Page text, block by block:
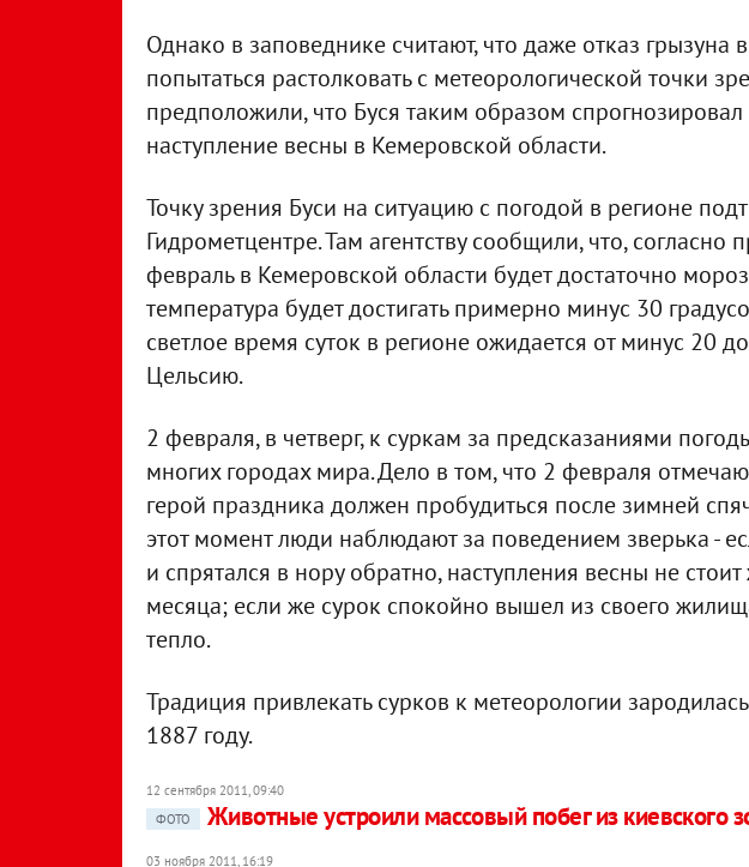
Однако в заповеднике считают, что даже отказ
попытаться растолковать с метеорологической точки
предположили, что Буся таким образом
наступление весны в Кемеровской области.
Точку зрения Буси на ситуацию с погодой в регионе
Гидрометцентре. Там агентству сообщили, что, согласно
февраль в Кемеровской области будет достаточно
температура будет достигать примерно минус 30
светлое время суток в регионе ожидается от минус 20
Цельсию.
2 февраля, в четверг, к суркам за предсказаниями
многих городах мира. Дело в том, что 2 февраля
герой праздника должен пробудиться после зимней
этот момент люди наблюдают за поведением зверька -
и спрятался в нору обратно, наступления весны не
месяца; если же сурок спокойно вышел из своего
тепло.
Традиция привлекать сурков к метеорологии
1887 году.
12 сентября 2011, 09:40
ФОТО
Животные устроили массовый побег из киевского
03 ноября 2011, 16:19